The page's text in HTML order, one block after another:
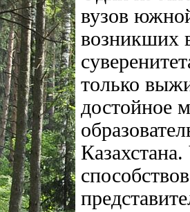
вузов
возникших
только
достойное